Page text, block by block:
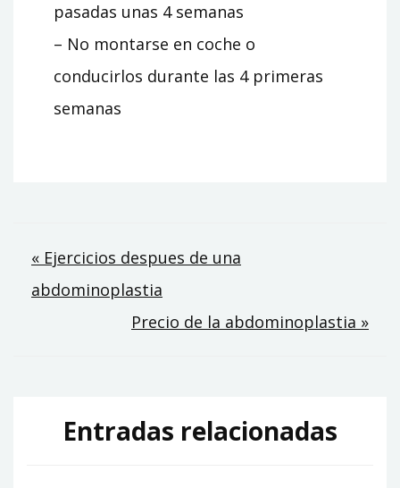
pasadas unas 4 semanas
– No montarse en coche o
conducirlos durante las 4 primeras
semanas
Navegación
de
entradas
« Ejercicios despues de una
abdominoplastia
Precio de la abdominoplastia »
Entradas relacionadas